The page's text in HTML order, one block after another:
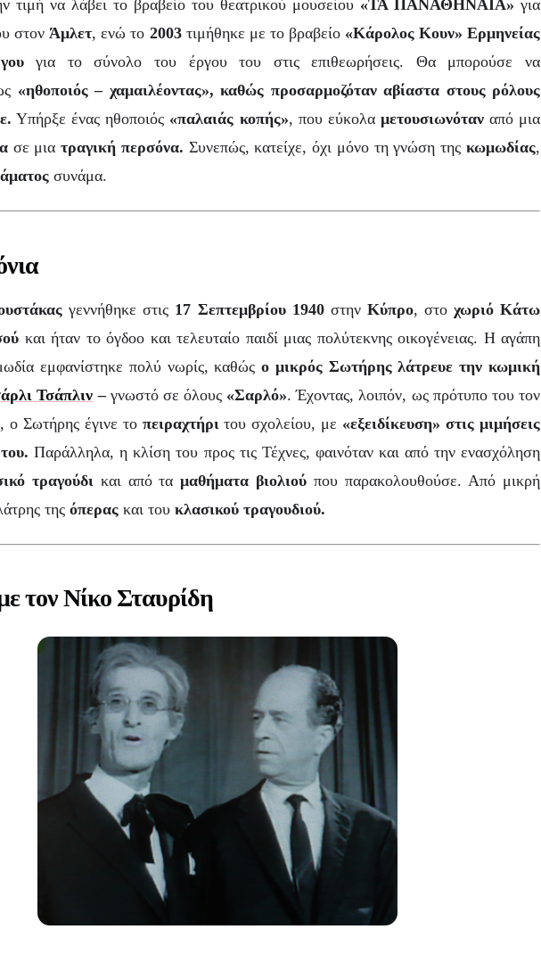
τιμή να λάβει το βραβείο του θεατρικού μουσείου «ΤΑ ΠΑΝΑΘΗΝΑΙΑ» για
στονΆμλετ, ενώ το 2003τιμήθηκε με το βραβείο«Κάρολος Κουν» Ερμηνείας
για το σύνολο του έργου του στις επιθεωρήσεις. Θα μπορούσε να
«ηθοποιός – χαμαιλέοντας», καθώς προσαρμοζόταν αβίαστα στους ρόλους
Υπήρξε ένας ηθοποιός «παλαιάς κοπής», που εύκολα μετουσιωνόταναπό μια
σε μιατραγική περσόνα. Συνεπώς, κατείχε, όχι μόνο τη γνώση τηςκωμωδίας,
συνάμα.
γεννήθηκε στις 17 Σεπτεμβρίου 1940στην Κύπρο, στο χωριό Κάτω
και ήταν το όγδοο και τελευταίο παιδί μιας πολύτεκνης οικογένειας. Η αγάπη
εμφανίστηκε πολύ νωρίς, καθώς ο μικρός Σωτήρης λάτρευε την κωμική
Τσάπλιν –γνωστό σε όλους «Σαρλό». Έχοντας, λοιπόν, ως πρότυπο του τον
ο Σωτήρης έγινε το πειραχτήρι του σχολείου, με «εξειδίκευση» στις μιμήσεις
Παράλληλα, η κλίση του προς τις Τέχνες, φαινόταν και από την ενασχόληση
τραγούδι και από ταμαθήματα βιολιού που παρακολουθούσε. Από μικρή
της όπερας και του κλασικού τραγουδιού.
τον Νίκο Σταυρίδη